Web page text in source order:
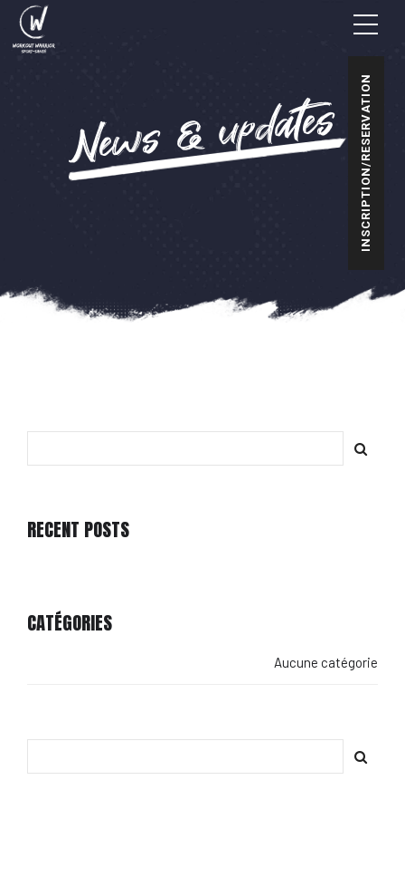
INSCRIPTION/RESERVATION
News & updates
RECENT POSTS
CATÉGORIES
Aucune catégorie